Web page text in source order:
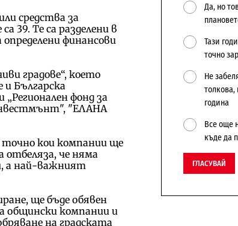
средства за
39. Те са разделени в
финансови
градове“, което
Българска
„Регионален фонд за
"ЕЛАНА
точно кои компании ще
отбеляза, че няма
а най-важният
ще бъде обявен
общински компании и
на градската
Да, но
Тази
точно
Не
толкова,
година
Все още
къде да
ГЛАСУВАЙ